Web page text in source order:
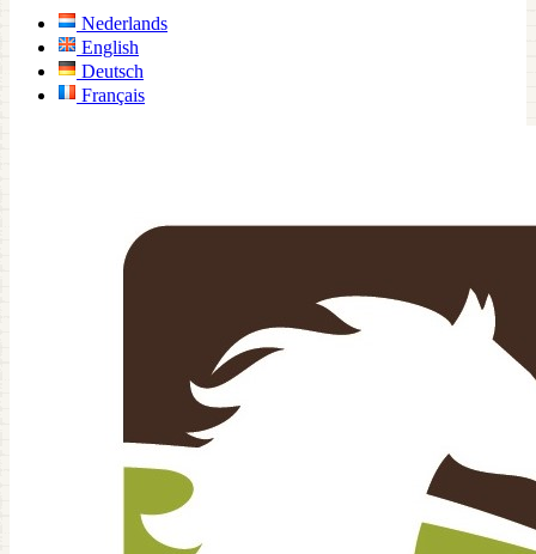
Nederlands
English
Deutsch
Français